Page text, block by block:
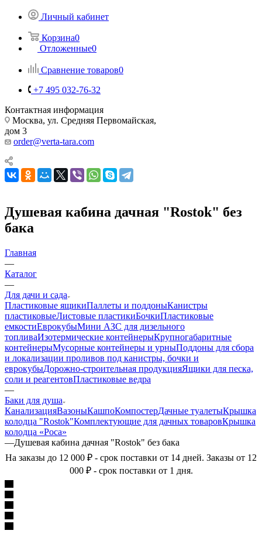
Личный кабинет
Корзина0
Отложенные0
Сравнение товаров0
+7 495 032-76-32
Контактная информация
Москва, ул. Средняя Первомайская,
дом 3
order@verta-tara.com
Душевая кабина дачная "Rostok" без
бака
Главная
—
Каталог
—
Для дачи и сада
Пластиковые ящикиПаллеты и поддоныКанистры
пластиковыеЛистовые пластикиБочкиПластиковые
емкостиЕврокубыМини АЗС для дизельного
топливаИзотермические контейнерыКрупногабаритные
контейнерыМусорные контейнеры и урныПоддоны для сбора
и локализации проливов под канистры, бочки и
еврокубыДорожно-строительная продукцияЯщики для песка,
соли и реагентовПластиковые ведра
—
Баки для душа
КанализацияВазоныКашпоКомпостерДачные туалетыКрышка
колодца "Rostok"Комплектующие для дачных товаровКрышка
колодца «Роса»
—Душевая кабина дачная "Rostok" без бака
На заказы до 12 000 ₽ - срок поставки от 14 дней. Заказы от 12
000 ₽ - срок поставки от 1 дня.